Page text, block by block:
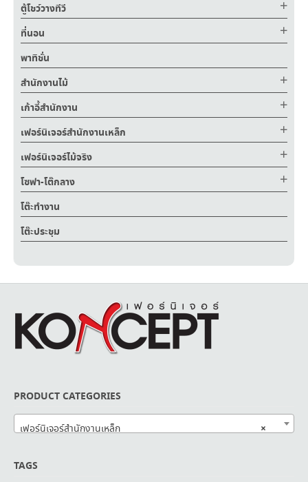
ตู้โชว์วางทีวี
ที่นอน
พาทิชั่น
สำนักงานไม้
เก้าอี้สำนักงาน
เฟอร์นิเจอร์สำนักงานเหล็ก
เฟอร์นิเจอร์ไม้จริง
โซฟา-โต๊กลาง
โต๊ะทำงาน
โต๊ะประชุม
PRODUCT CATEGORIES
×
เฟอร์นิเจอร์สำนักงานเหล็ก
TAGS